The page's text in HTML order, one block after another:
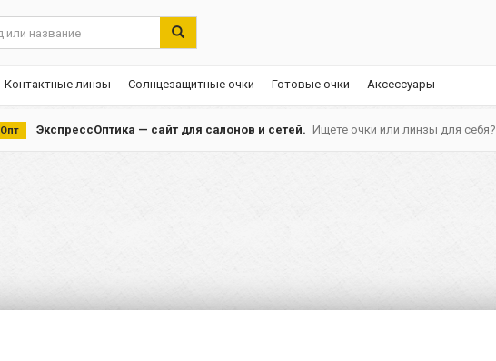
Контактные линзы Солнцезащитные очки Готовые очки Аксессуары
Опт ЭкспрессОптика — сайт для салонов и сетей. Ищете очки или линзы для себя?